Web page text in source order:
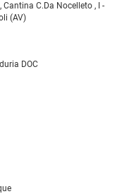
Cantina C.Da Nocelleto , I -
(AV)
DOC